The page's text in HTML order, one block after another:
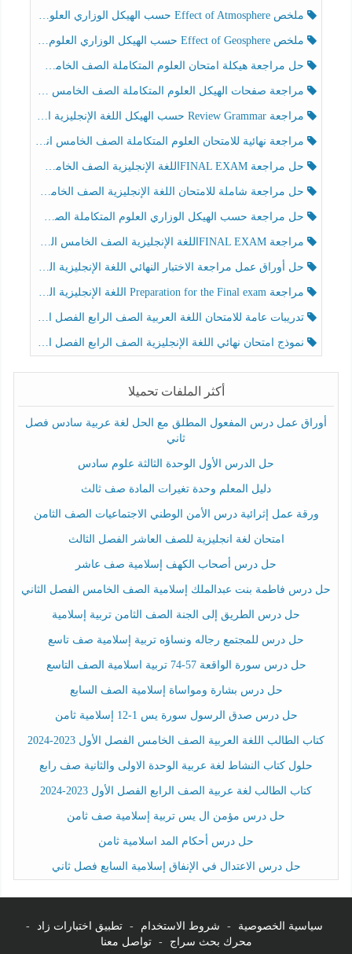
ملخص Effect of Atmosphere حسب الهيكل الوزاري العلوم المتكاملة الصف الخامس انسبير الفصل الثالث
ملخص Effect of Geosphere حسب الهيكل الوزاري العلوم المتكاملة الصف الخامس انسبير الفصل الثالث
حل مراجعة هيكلة امتحان العلوم المتكاملة الصف الخامس عام الفصل الثالث
مراجعة صفحات الهيكل العلوم المتكاملة الصف الخامس انسبير الفصل الثالث
مراجعة Review Grammar حسب الهيكل اللغة الإنجليزية الصف الخامس الفصل الثالث
مراجعة نهائية للامتحان العلوم المتكاملة الصف الخامس انسبير الفصل الثالث
حل مراجعة FINAL EXAMاللغة الإنجليزية الصف الخامس الفصل الثالث
حل مراجعة شاملة للامتحان اللغة الإنجليزية الصف الخامس الفصل الثالث
حل مراجعة حسب الهيكل الوزاري العلوم المتكاملة الصف الخامس عام الفصل الثالث
مراجعة FINAL EXAMاللغة الإنجليزية الصف الخامس الفصل الثالث
حل أوراق عمل مراجعة الاختبار النهائي اللغة الإنجليزية الصف الرابع الفصل الثالث
مراجعة Preparation for the Final exam اللغة الإنجليزية الصف الرابع الفصل الثالث
تدريبات عامة للامتحان اللغة العربية الصف الرابع الفصل الثالث
نموذج امتحان نهائي اللغة الإنجليزية الصف الرابع الفصل الثالث
أكثر الملفات تحميلا
أوراق عمل درس المفعول المطلق مع الحل لغة عربية سادس فصل
ثاني
حل الدرس الأول الوحدة الثالثة علوم سادس
دليل المعلم وحدة تغيرات المادة صف ثالث
ورقة عمل إثرائية درس الأمن الوطني الاجتماعيات الصف الثامن
امتحان لغة انجليزية للصف العاشر الفصل الثالث
حل درس أصحاب الكهف إسلامية صف عاشر
حل درس فاطمة بنت عبدالملك إسلامية الصف الخامس الفصل الثاني
حل درس الطريق إلى الجنة الصف الثامن تربية إسلامية
حل درس للمجتمع رجاله ونساؤه تربية إسلامية صف تاسع
حل درس سورة الواقعة 57-74 تربية اسلامية الصف التاسع
حل درس بشارة ومواساة إسلامية الصف السابع
حل درس صدق الرسول سورة يس 1-12 إسلامية ثامن
كتاب الطالب اللغة العربية الصف الخامس الفصل الأول 2023-2024
حلول كتاب النشاط لغة عربية الوحدة الاولى والثانية صف رابع
كتاب الطالب لغة عربية الصف الرابع الفصل الأول 2023-2024
حل درس مؤمن ال يس تربية إسلامية صف ثامن
حل درس أحكام المد اسلامية ثامن
حل درس الاعتدال في الإنفاق إسلامية السابع فصل ثاني
سياسية الخصوصية - شروط الاستخدام - تطبيق اختبارات زاد
-
محرك بحث سراج
- تواصل معنا